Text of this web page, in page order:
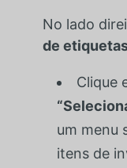
No lado
de
Clique
um menu
itens de